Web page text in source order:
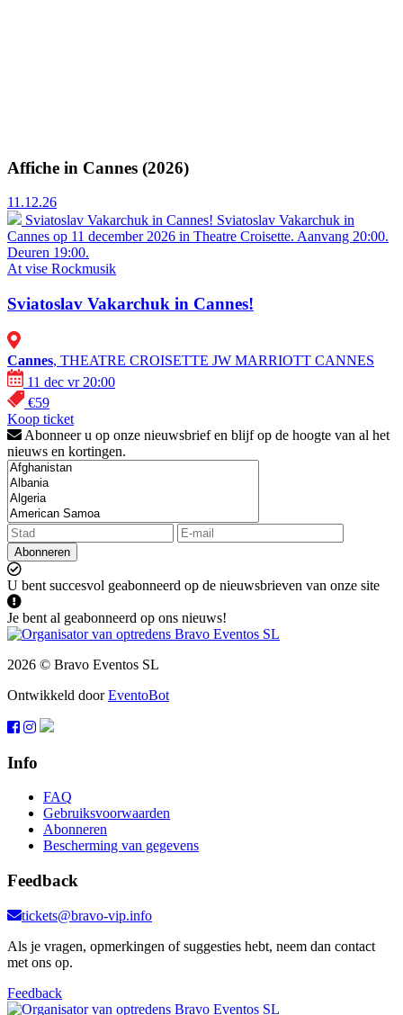
Affiche in Cannes (2026)
11.12.26
Sviatoslav Vakarchuk in Cannes! Sviatoslav Vakarchuk in
Cannes op 11 december 2026 in Theatre Croisette. Aanvang 20:00.
Deuren 19:00.
At vise Rockmusik
Sviatoslav Vakarchuk in Cannes!
Cannes, THEATRE CROISETTE JW MARRIOTT CANNES
11 dec vr 20:00
€59
Koop ticket
Abonneer u op onze nieuwsbrief en blijf op de hoogte van al het
nieuws en kortingen.
Abonneren
U bent succesvol geabonneerd op de nieuwsbrieven van onze site
Je bent al geabonneerd op ons nieuws!
2026 © Bravo Eventos SL
Ontwikkeld doorEventoBot
Info
FAQ
Gebruiksvoorwaarden
Abonneren
Bescherming van gegevens
Feedback
tickets@bravo-vip.info
Als je vragen, opmerkingen of suggesties hebt, neem dan contact
met ons op.
Feedback